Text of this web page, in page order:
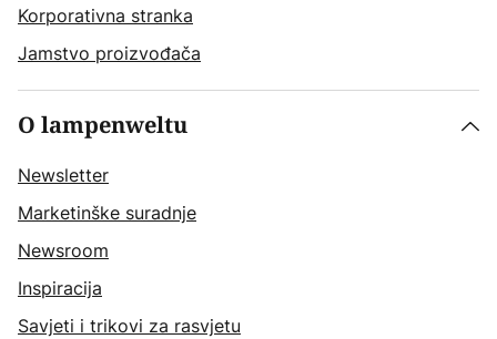
Korporativna stranka
Jamstvo proizvođača
O lampenweltu
Newsletter
Marketinške suradnje
Newsroom
Inspiracija
Savjeti i trikovi za rasvjetu